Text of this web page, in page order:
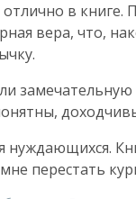
отлично в книге.
вера, что,
замечательную
нуждающихся.
перестать